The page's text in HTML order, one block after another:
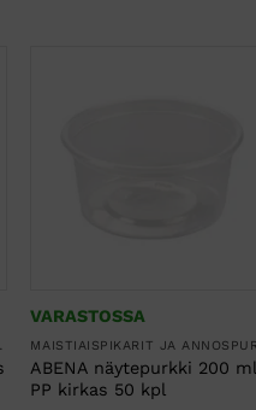
VARASTOSSA
ABENA näytepurkki 200 ml
PP kirkas 50 kpl